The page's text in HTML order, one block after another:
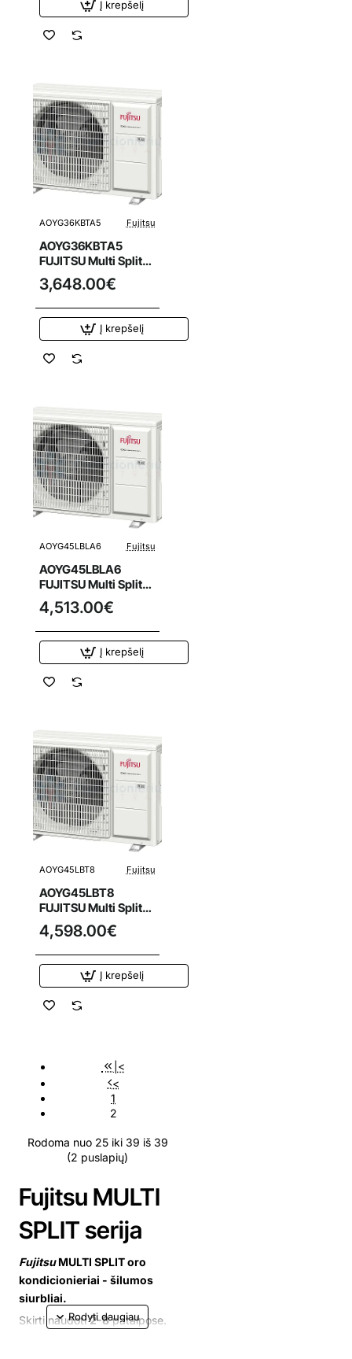
Fujitsu MULTI
SPLIT serija
FujitsuMULTI SPLIT oro
kondicionieriai - šilumos
siurbliai.
Skirti naudoti2-8patalpose.
Į krepšelį
AOYG36KBTA5 Fujitsu
AOYG36KBTA5
FUJITSU Multi Split
oro kondicionierius
9.5/10.8 kW išorinis
blokas
3,648.00€
Į krepšelį
AOYG45LBLA6 Fujitsu
AOYG45LBLA6
FUJITSU Multi Split
oro kondicionierius
12.5/13.5 kW išorinis
blokas
4,513.00€
Į krepšelį
AOYG45LBT8 Fujitsu
AOYG45LBT8
FUJITSU Multi Split
oro kondicionierius
14.0/16.0 kW išorinis
blokas
4,598.00€
Į krepšelį
|<
<
1
2
Rodoma nuo 25 iki 39 iš 39
(2 puslapių)